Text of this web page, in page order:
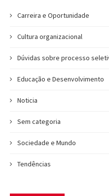
Carreira e Oportunidade
Cultura organizacional
Dúvidas sobre processo
Educação e Desenvolvimento
Noticia
Sem categoria
Sociedade e Mundo
Tendências